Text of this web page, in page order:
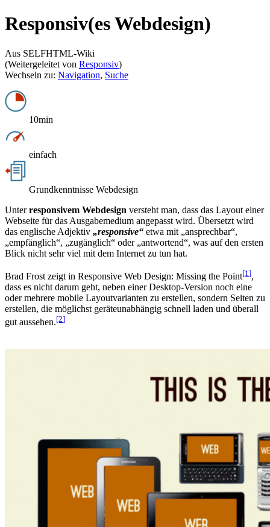
Responsiv(es Webdesign)
Aus SELFHTML-Wiki
(Weitergeleitet von Responsiv)
Wechseln zu: Navigation, Suche
10min
einfach
Grundkenntnisse Webdesign
Unterresponsivem Webdesign versteht man, dass das Layout einer
Webseite für das Ausgabemedium angepasst wird. Übersetzt wird
das englische Adjektiv „responsive“ etwa mit „ansprechbar“,
„empfänglich“, „zugänglich“ oder „antwortend“, was auf den ersten
Blick nicht sehr viel mit dem Internet zu tun hat.
Brad Frost zeigt in Responsive Web Design: Missing the Point[1 ],
dass es nicht darum geht, neben einer Desktop-Version noch eine
oder mehrere mobile Layoutvarianten zu erstellen, sondern Seiten zu
erstellen, die möglichst geräteunabhängig schnell laden und überall
gut aussehen.[2]